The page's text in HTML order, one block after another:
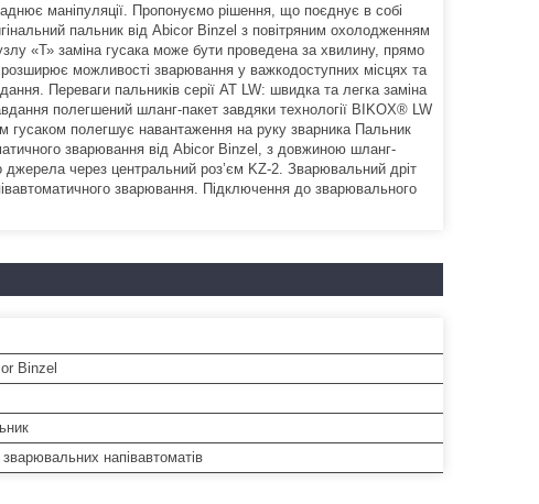
маніпуляції. Пропонуємо рішення, що поєднує в собі
пальник від Abicor Binzel з повітряним охолодженням
«Т» заміна гусака може бути проведена за хвилину, прямо
розширює можливості зварювання у важкодоступних місцях та
Переваги пальників серії AT LW: швидка та легка заміна
полегшений шланг-пакет завдяки технології BIKOX® LW
гусаком полегшує навантаження на руку зварника Пальник
зварювання від Abicor Binzel, з довжиною шланг-
джерела через центральний роз’єм KZ-2. Зварювальний дріт
зварювання. Підключення до зварювального
Binzel
напівавтоматів